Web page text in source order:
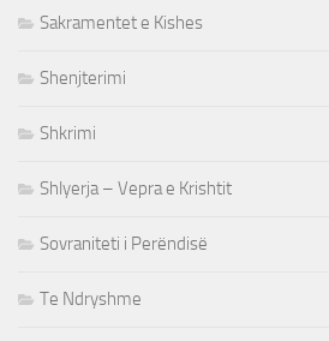
Sakramentet e Kishes
Shenjterimi
Shkrimi
Shlyerja – Vepra e Krishtit
Sovraniteti i Perëndisë
Te Ndryshme